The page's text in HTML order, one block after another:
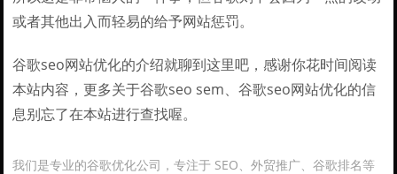
或者其他出入而轻易的给予网站惩罚。
谷歌seo网站优化的介绍就聊到这里吧，感谢你花时间阅读
本站内容，更多关于谷歌seo sem、谷歌seo网站优化的信
息别忘了在本站进行查找喔。
我们是专业的谷歌优化公司，专注于 SEO、外贸推广、谷歌排名等